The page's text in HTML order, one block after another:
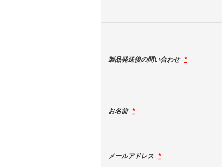
製品発送後の問い合わせ *
お名前 *
メールアドレス *